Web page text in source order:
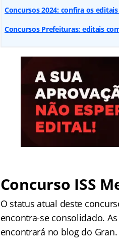
Concursos 2024: confira os
Concursos Prefeituras: editais
Concurso ISS
O status atual deste
encontra-se consolidado.
encontrará no blog do Gran.